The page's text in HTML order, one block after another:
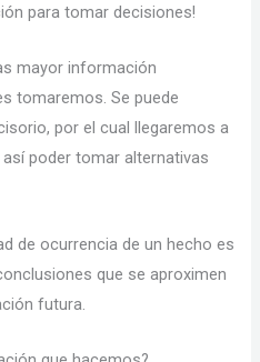
para tomar decisiones!
mayor información
tomaremos. Se puede
por el cual llegaremos a
poder tomar alternativas
de ocurrencia de un hecho es
que se aproximen
futura.